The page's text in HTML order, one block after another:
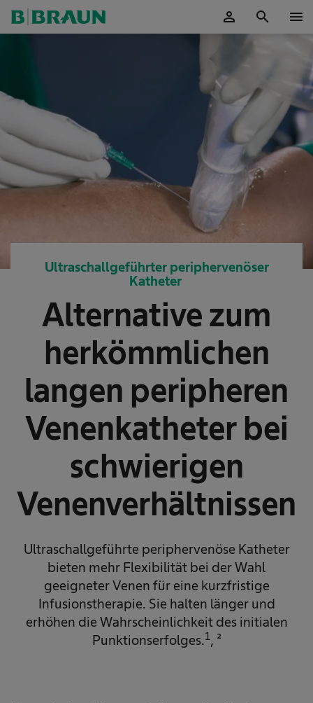
person search menu
Ultraschallgeführter periphervenöser
Katheter
Alternative zum
herkömmlichen
langen peripheren
Venenkatheter bei
schwierigen
Venenverhältnissen
Ultraschallgeführte periphervenöse Katheter
bieten mehr Flexibilität bei der Wahl
geeigneter Venen für eine kurzfristige
Infusionstherapie. Sie halten länger und
erhöhen die Wahrscheinlichkeit des initialen
Punktionserfolges.1, ²